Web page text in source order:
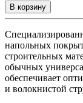
В корзину
напольных
строительных
обычных
обеспечивает
и волокнистой